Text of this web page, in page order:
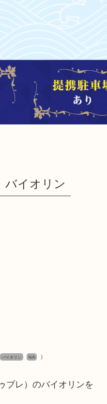
バイオリン
バイオリン N/A
）
・ドゥブレ）のバ